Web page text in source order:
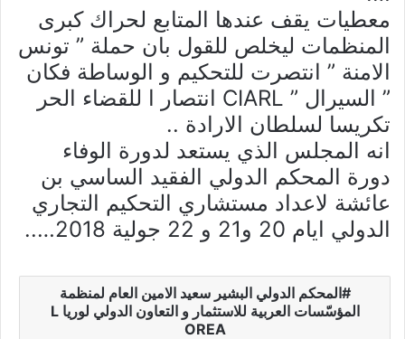
معطيات يقف عندها المتابع لحراك كبرى
المنظمات ليخلص للقول بان حملة ” تونس
الامنة ” انتصرت للتحكيم و الوساطة فكان
” السيرال ” CIARL انتصار ا للقضاء الحر
تكريسا لسلطان الارادة ..
انه المجلس الذي يستعد لدورة الوفاء
دورة المحكم الدولي الفقيد الساسي بن
عائشة لاعداد مستشاري التحكيم التجاري
الدولي ايام 20 و21 و 22 جولية 2018…..
المحكم الدولي البشير سعيد الامين العام لمنظمة
المؤسّسات العربية للاستثمار و التعاون الدولي لوريا L
OREA